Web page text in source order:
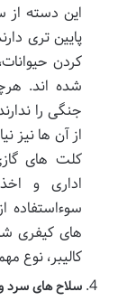
این دسته
پایین تری
کردن
شده اند.
جنگی را
از آن ها نیز
کلت های
اداری و
سوءاستفاده
های کیفری
کالیبر،
سلاح های سرد